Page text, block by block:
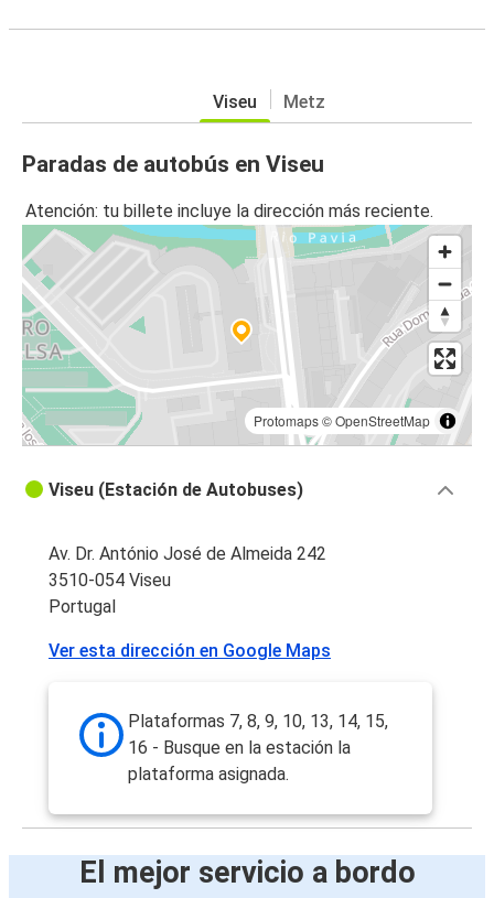
Viseu Metz
Paradas de autobús en Viseu
Atención: tu billete incluye la dirección más reciente.
Protomaps©OpenStreetMap
Viseu (Estación de Autobuses)
Av. Dr. António José de Almeida 242
3510-054 Viseu
Portugal
Ver esta dirección en Google Maps
Plataformas 7, 8, 9, 10, 13, 14, 15,
16 - Busque en la estación la
plataforma asignada.
El mejor servicio a bordo